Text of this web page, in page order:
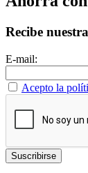
Recibe
E-mail:
Acepto la